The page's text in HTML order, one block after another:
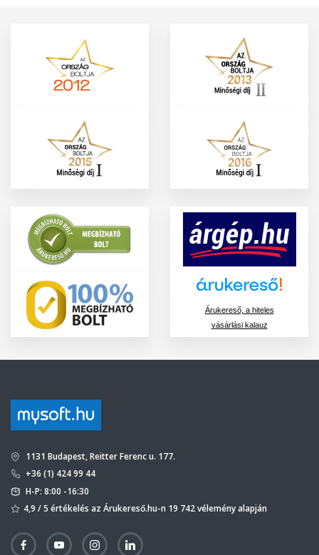
Árukereső, a hiteles
vásárlási kalauz
1131 Budapest, Reitter Ferenc u. 177.
+36 (1) 424 99 44
H-P: 8:00 -16:30
4,9 / 5 értékelés az Árukereső.hu-n 19 742 vélemény alapján